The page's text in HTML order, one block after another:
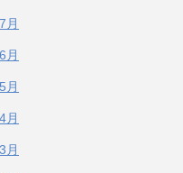
月
月
月
月
月